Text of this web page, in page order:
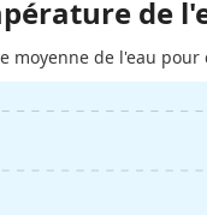
de
moyenne de l'eau